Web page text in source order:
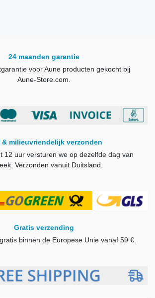
24 maanden garantie
voor Aune producten gekocht bij
Aune-Store.com.
& milieuvriendelijk verzonden
12 uur versturen we op dezelfde dag van
Verzonden vanuit Duitsland.
Gratis verzending
binnen de Europese Unie vanaf 59 €.